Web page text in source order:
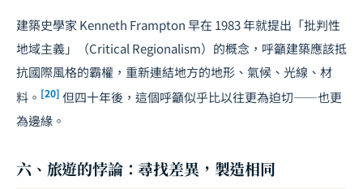
建築史學家 Kenneth Frampton 早在 1983 年就提出「批判性
地域主義」（Critical Regionalism）的概念，呼籲建築應該抵
抗國際風格的霸權，重新連結地方的地形、氣候、光線、材
料。 [20] 但四十年後，這個呼籲似乎比以往更為迫切——也更
為邊緣。
六、旅遊的悖論：尋找差異，製造相同